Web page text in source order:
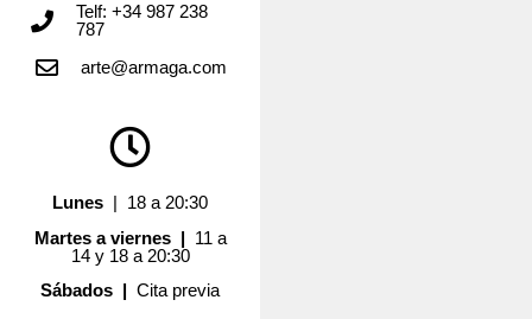
Telf: +34 987 238
787
arte@armaga.com
Lunes | 18 a 20:30
Martes a viernes | 11 a
14 y 18 a 20:30
Sábados |Cita previa